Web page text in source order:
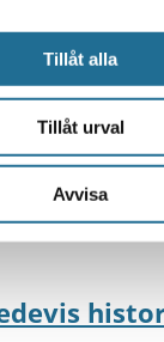
Tillåt alla
Tillåt urval
Avvisa
2025-2026-